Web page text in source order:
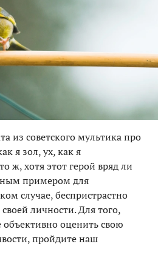
из советского мультика про
я зол, ух, как я
ж, хотя этот герой вряд ли
примером для
случае, беспристрастно
личности. Для того,
оценить свою
пройдите наш